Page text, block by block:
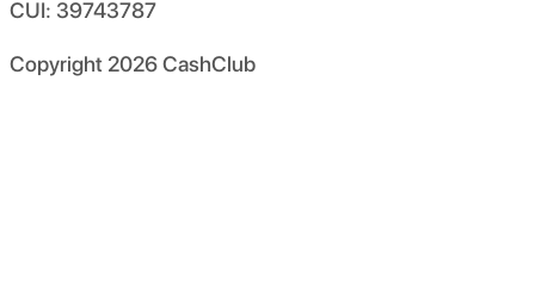
CUI: 39743787
Copyright 2026CashClub